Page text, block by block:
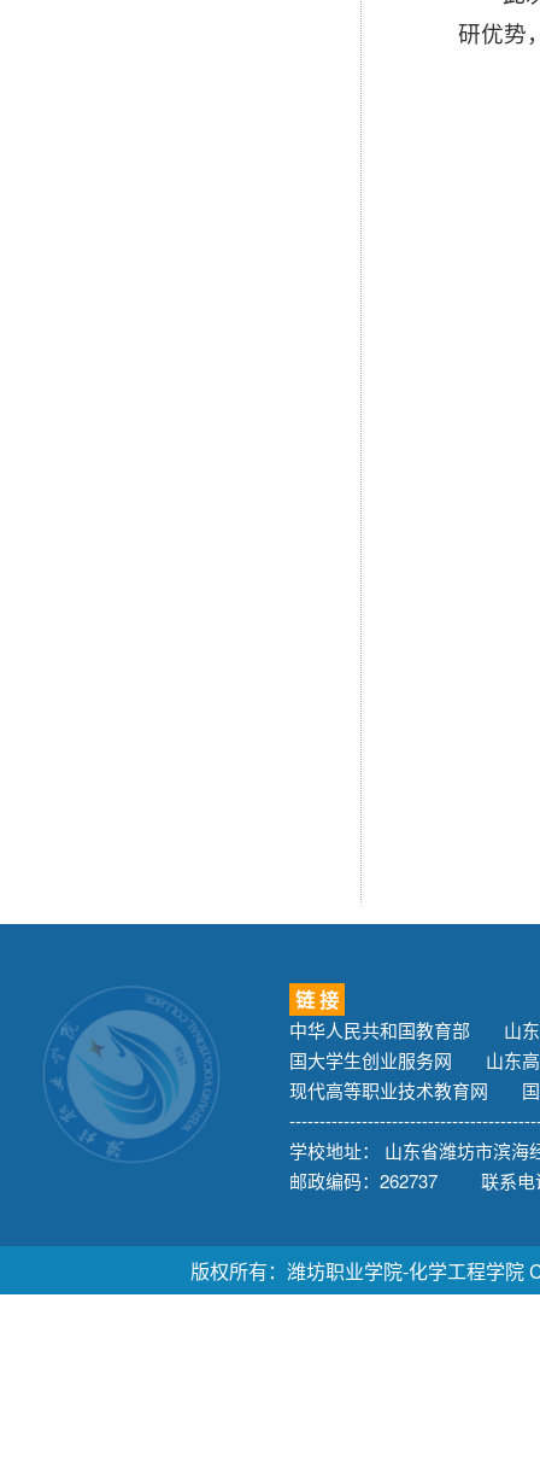
研优势
链 接
中华人民共和国教育部
山
国大学生创业服务网
山东
现代高等职业技术教育网
学校地址： 山东省潍坊市滨海
邮政编码：262737 联系电
版权所有：潍坊职业学院-化学工程学院